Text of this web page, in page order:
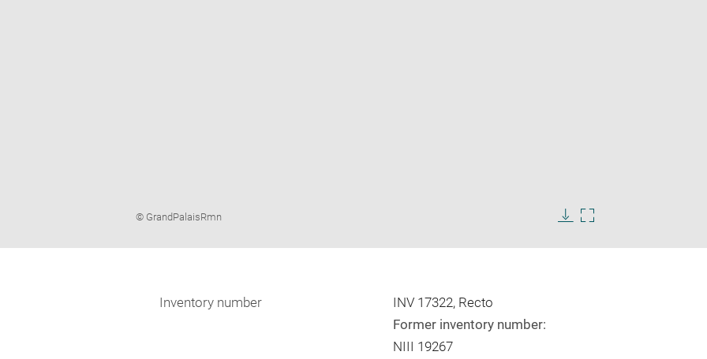
new
Image
© GrandPalaisRmn
imageimage
Inventory number
INV 17322, Recto
Former inventory number:
NIII 19267